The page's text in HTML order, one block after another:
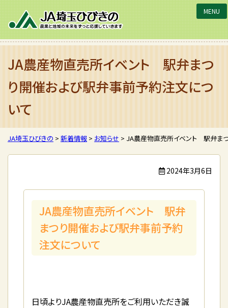
JA埼玉ひびきの
JA農産物直売所イベント 駅弁まつ
り開催および駅弁事前予約注文につ
いて
JA埼玉ひびきの > 新着情報 > お知らせ > JA農産物直売所イベント 駅弁ま
2024年3月6日
JA農産物直売所イベント 駅弁
まつり開催および駅弁事前予約
注文について
日頃よりJA農産物直売所をご利用いただき誠